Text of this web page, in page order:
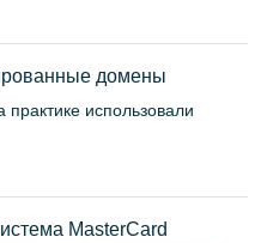
домены
использовали
MasterCard